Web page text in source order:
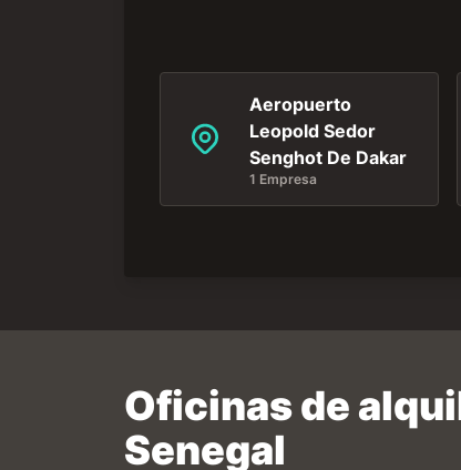
Aeropuerto
Leopold Sedor
Senghot De Dakar
1 Empresa
Oficinas de
Senegal